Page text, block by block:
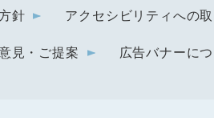
針 アクセシビリティへの
見・ご提案 広告バナーに